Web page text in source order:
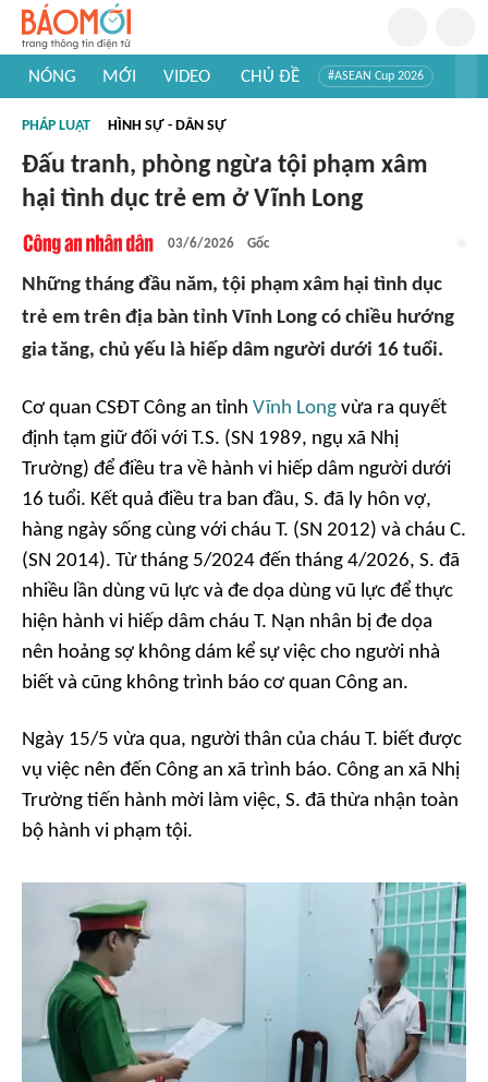
NÓNG MỚI VIDEO CHỦ ĐỀ #ASEAN Cup 2026
#Khám phá thế giới
PHÁP LUẬT HÌNH SỰ - DÂN SỰ
Đấu tranh, phòng ngừa tội phạm xâm
hại tình dục trẻ em ở Vĩnh Long
03/6/2026 Gốc
Những tháng đầu năm, tội phạm xâm hại tình dục
trẻ em trên địa bàn tỉnh Vĩnh Long có chiều hướng
gia tăng, chủ yếu là hiếp dâm người dưới 16 tuổi.
Cơ quan CSĐT Công an tỉnh Vĩnh Long vừa ra quyết
định tạm giữ đối với T.S. (SN 1989, ngụ xã Nhị
Trường) để điều tra về hành vi hiếp dâm người dưới
16 tuổi. Kết quả điều tra ban đầu, S. đã ly hôn vợ,
hàng ngày sống cùng với cháu T. (SN 2012) và cháu C.
(SN 2014). Từ tháng 5/2024 đến tháng 4/2026, S. đã
nhiều lần dùng vũ lực và đe dọa dùng vũ lực để thực
hiện hành vi hiếp dâm cháu T. Nạn nhân bị đe dọa
nên hoảng sợ không dám kể sự việc cho người nhà
biết và cũng không trình báo cơ quan Công an.
Ngày 15/5 vừa qua, người thân của cháu T. biết được
vụ việc nên đến Công an xã trình báo. Công an xã Nhị
Trường tiến hành mời làm việc, S. đã thừa nhận toàn
bộ hành vi phạm tội.